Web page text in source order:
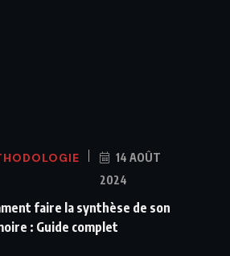
14 AOÛT
2024
faire la synthèse de son
: Guide complet